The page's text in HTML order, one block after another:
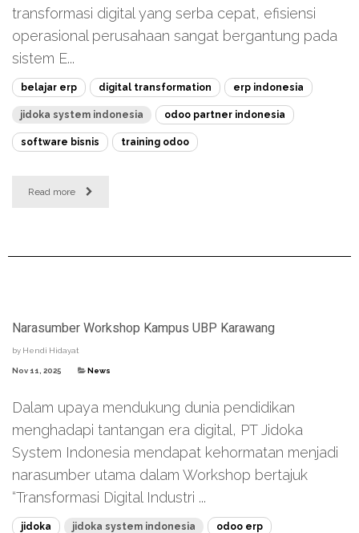
transformasi digital yang serba cepat, efisiensi
operasional perusahaan sangat bergantung pada
sistem E...
belajar erp digital transformation erp indonesia
jidoka system indonesia odoo partner indonesia
software bisnis training odoo
Read more
Narasumber Workshop Kampus UBP Karawang
by Hendi Hidayat
Nov 11, 2025 News
Dalam upaya mendukung dunia pendidikan
menghadapi tantangan era digital, PT Jidoka
System Indonesia mendapat kehormatan menjadi
narasumber utama dalam Workshop bertajuk
“Transformasi Digital Industri ...
jidoka jidoka system indonesia odoo erp